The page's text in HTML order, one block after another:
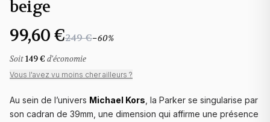
beige
99,60 €249 €−60%
Soit149 € d'économie
Vous l'avez vu moins cher ailleurs ?
Au sein de l’univers Michael Kors , la Parker se singularise par
son cadran de 39mm, une dimension qui affirme une présence